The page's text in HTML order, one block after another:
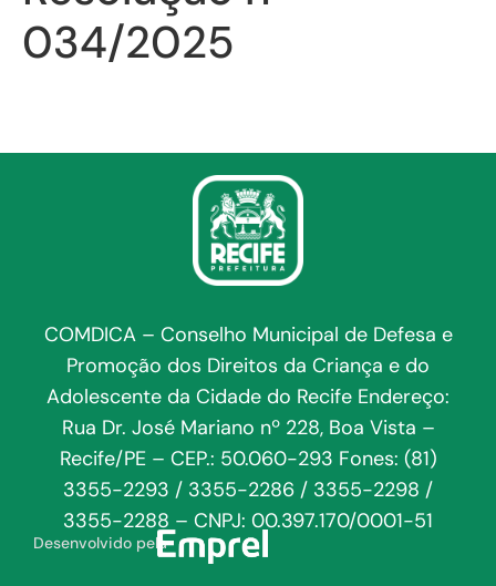
034/2025
COMDICA – Conselho Municipal de Defesa e
Promoção dos Direitos da Criança e do
Adolescente da Cidade do Recife Endereço:
Rua Dr. José Mariano nº 228, Boa Vista –
Recife/PE – CEP.: 50.060-293 Fones: (81)
3355-2293 / 3355-2286 / 3355-2298 /
3355-2288 – CNPJ: 00.397.170/0001-51
Desenvolvido pela